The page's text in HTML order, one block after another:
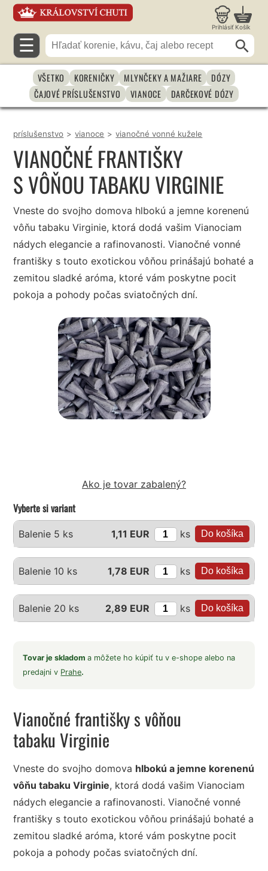
Prihlásiť Košík
☰
VŠETKO KORENIČKY MLYNČEKY A MAŽIARE
DÓZY
ČAJOVÉ PRÍSLUŠENSTVO
VIANOCE DARČEKOVÉ DÓZY
príslušenstvo > vianoce > vianočné vonné kužele
VIANOČNÉ FRANTIŠKY
S VÔŇOU TABAKU VIRGINIE
Vneste do svojho domova hlbokú a jemne korenenú
vôňu tabaku Virginie, ktorá dodá vašim Vianociam
nádych elegancie a rafinovanosti. Vianočné vonné
františky s touto exotickou vôňou prinášajú bohaté a
zemitou sladké aróma, ktoré vám poskytne pocit
pokoja a pohody počas sviatočných dní.
Ako je tovar zabalený?
Vyberte si variant
Balenie 5 ks 1,11 EUR ks
Balenie 10 ks 1,78 EUR ks
Balenie 20 ks 2,89 EUR ks
Tovar je skladoma môžete ho kúpiť tu v e-shope alebo na
predajni v Prahe.
Vianočné františky s vôňou
tabaku Virginie
Vneste do svojho domova hlbokú a jemne korenenú
vôňu tabaku Virginie, ktorá dodá vašim Vianociam
nádych elegancie a rafinovanosti. Vianočné vonné
františky s touto exotickou vôňou prinášajú bohaté a
zemitou sladké aróma, ktoré vám poskytne pocit
pokoja a pohody počas sviatočných dní.